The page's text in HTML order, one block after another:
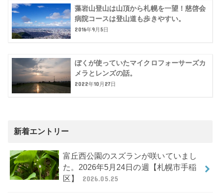
藻岩山登山は山頂から札幌を一望！慈啓会
病院コースは登山道も歩きやすい。
2016年9月5日
ぼくが使っていたマイクロフォーサーズカ
メラとレンズの話。
2022年10月27日
新着エントリー
富丘西公園のスズランが咲いていまし
た。2026年5月24日の週【札幌市手稲
区】
2026.05.25